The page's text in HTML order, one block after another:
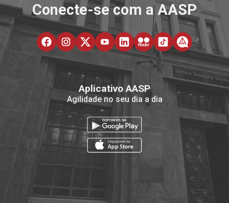
Conecte-se com a AASP
Aplicativo AASP
Agilidade no seu dia a dia